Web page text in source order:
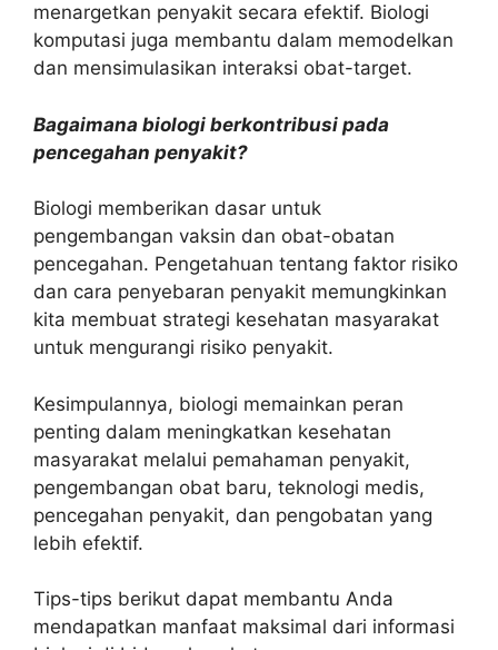
menargetkan penyakit secara efektif. Biologi
komputasi juga membantu dalam memodelkan
dan mensimulasikan interaksi obat-target.
Bagaimana biologi berkontribusi pada
pencegahan penyakit?
Biologi memberikan dasar untuk
pengembangan vaksin dan obat-obatan
pencegahan. Pengetahuan tentang faktor risiko
dan cara penyebaran penyakit memungkinkan
kita membuat strategi kesehatan masyarakat
untuk mengurangi risiko penyakit.
Kesimpulannya, biologi memainkan peran
penting dalam meningkatkan kesehatan
masyarakat melalui pemahaman penyakit,
pengembangan obat baru, teknologi medis,
pencegahan penyakit, dan pengobatan yang
lebih efektif.
Tips-tips berikut dapat membantu Anda
mendapatkan manfaat maksimal dari informasi